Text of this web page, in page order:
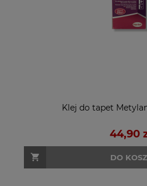
Klej do tapet
44,90
DO